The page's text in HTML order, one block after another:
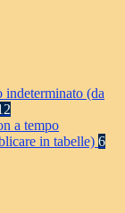
indeterminato (da
a tempo
in tabelle) 6